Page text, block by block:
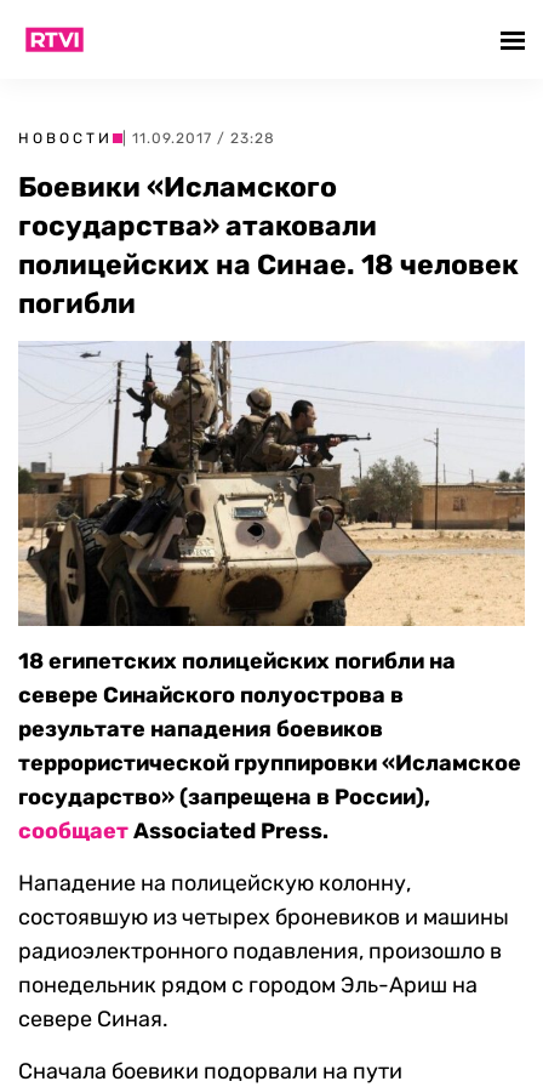
НОВОСТИ | 11.09.2017 / 23:28
Боевики «Исламского
государства» атаковали
полицейских на Синае. 18 человек
погибли
18 египетских полицейских погибли на
севере Синайского полуострова в
результате нападения боевиков
террористической группировки «Исламское
государство» (запрещена в России),
сообщаетAssociated Press.
Нападение на полицейскую колонну,
состоявшую из четырех броневиков и машины
радиоэлектронного подавления, произошло в
понедельник рядом с городом Эль-Ариш на
севере Синая.
Сначала боевики подорвали на пути